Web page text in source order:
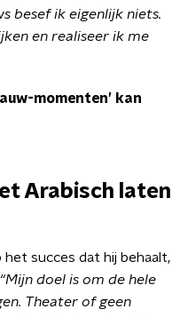
besef ik eigenlijk niets.
en realiseer ik me
momenten’ kan
Arabisch laten
succes dat hij behaalt,
“Mijn doel is om de hele
Theater of geen